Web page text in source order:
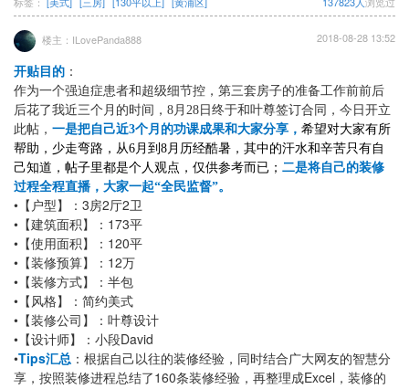
楼主：ILovePanda888 2018-08-28 13:52
开贴目的 ：
作为一个强迫症患者和超级细节控，第三套房子的准备工作前前后
后花了我近三个月的时间， 8月28日终于和叶尊签订合同，今日开立
此帖， 一是把自己近3个月的功课成果和大家分享， 希望对大家有所
帮助，少走弯路，从6月到8月历经酷暑，其中的汗水和辛苦只有自
己知道，帖子里都是个人观点，仅供参考而已； 二是将自己的装修
过程全程直播，大家一起“全民监督”。
• 【户型】： 3房2厅2卫
• 【建筑面积】： 173平
• 【使用面积】： 120平
• 【装修预算】： 12万
• 【装修方式】：半包
• 【风格】：简约美式
• 【装修公司】：叶尊设计
• 【设计师】：小段David
•Tips汇总 ：根据自己以往的装修经验，同时结合广大网友的智慧分
享，按照装修进程总结了 160条装修经验，再整理成Excel ，装修的